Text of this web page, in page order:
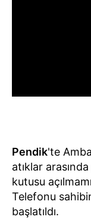
Pendik'te
atıklar
kutusu
Telefonu
başlatıldı.